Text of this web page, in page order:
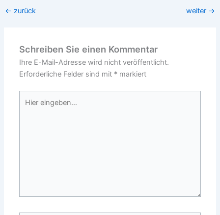
← zurück weiter →
Schreiben Sie einen Kommentar
Ihre E-Mail-Adresse wird nicht veröffentlicht.
Erforderliche Felder sind mit * markiert
eingeben…